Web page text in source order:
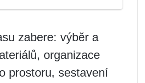
zabere: výběr a
organizace
prostoru, sestavení